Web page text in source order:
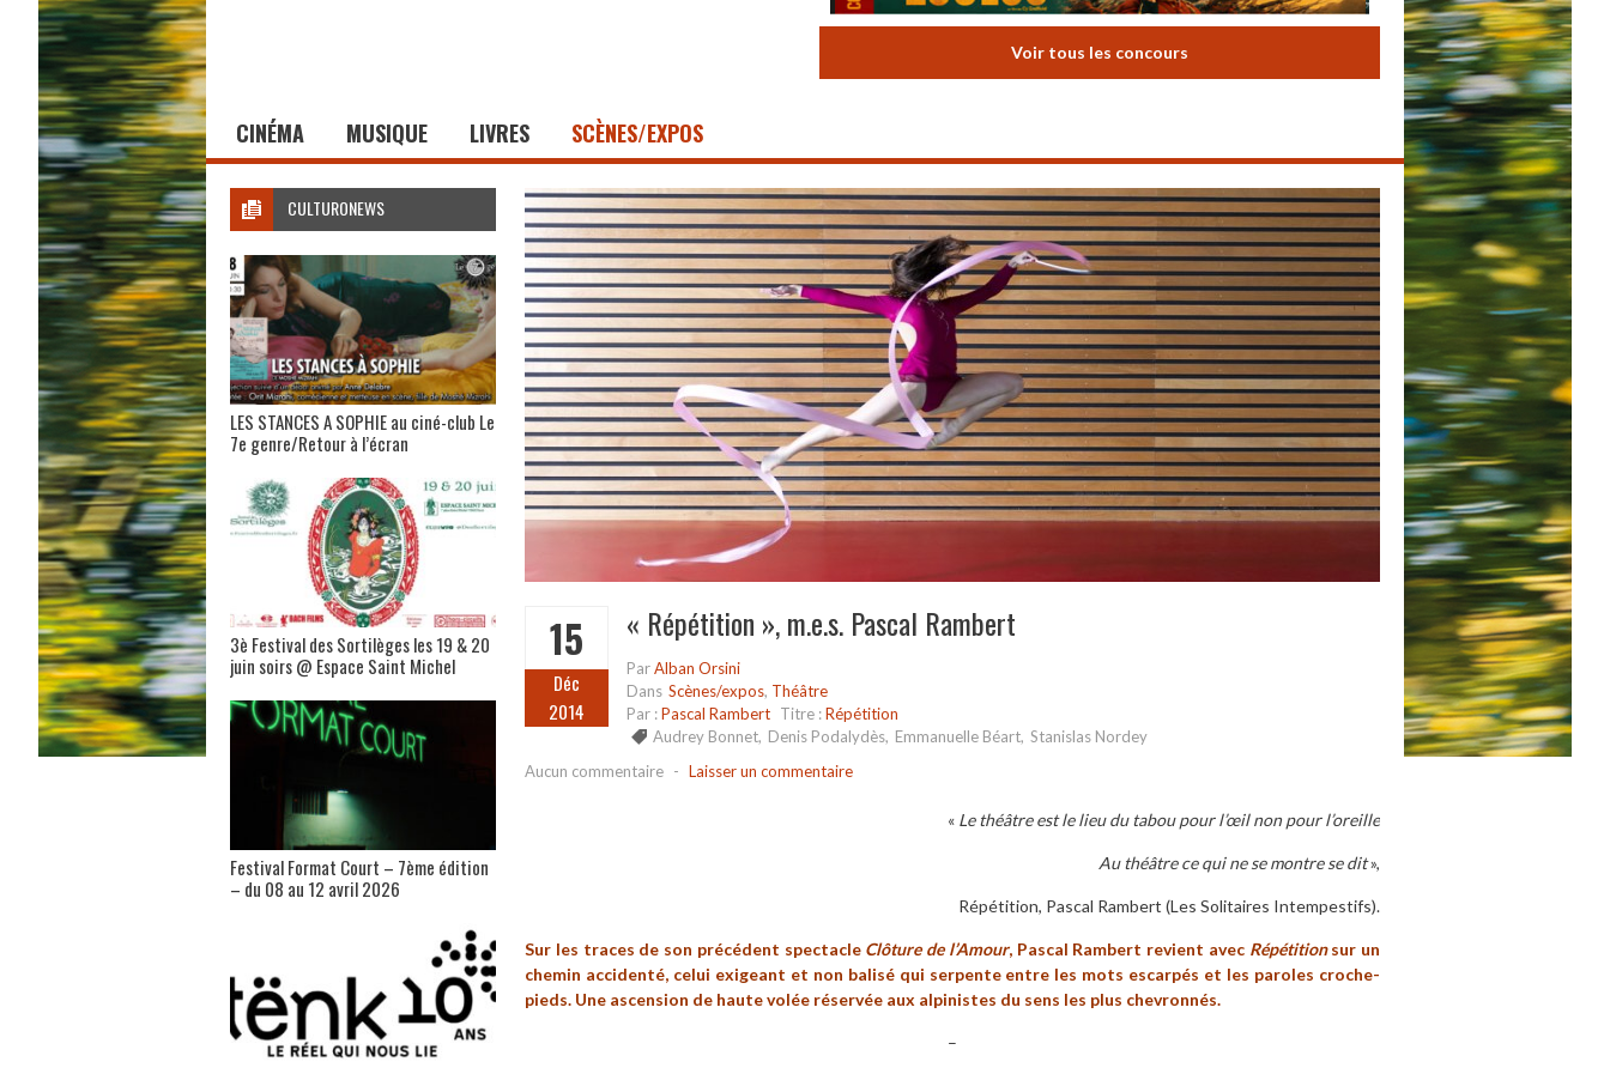
Voir tous les concours
CINÉMA MUSIQUE LIVRES SCÈNES/EXPOS
15
Déc
2014
« Répétition », m.e.s. Pascal Rambert
ParAlban Orsini
Dans Scènes/expos, Théâtre
Par :Pascal Rambert Titre :Répétition
Audrey Bonnet, Denis Podalydès, Emmanuelle Béart, Stanislas Nordey
Aucun commentaire - Laisser un commentaire
« Le théâtre est le lieu du tabou pour l’œil non pour l’oreille
Au théâtre ce qui ne se montre se dit»,
Répétition, Pascal Rambert (Les Solitaires Intempestifs).
Sur les traces de son précédent spectacle Clôture de l’Amour, Pascal Rambert revient avec Répétitionsur un
chemin accidenté, celui exigeant et non balisé qui serpente entre les mots escarpés et les paroles croche-
pieds. Une ascension de haute volée réservée aux alpinistes du sens les plus chevronnés.
–
CULTURONEWS
LES STANCES A SOPHIE au ciné-club Le
7e genre/Retour à l’écran
3è Festival des Sortilèges les 19 & 20
juin soirs @ Espace Saint Michel
Festival Format Court – 7ème édition
– du 08 au 12 avril 2026